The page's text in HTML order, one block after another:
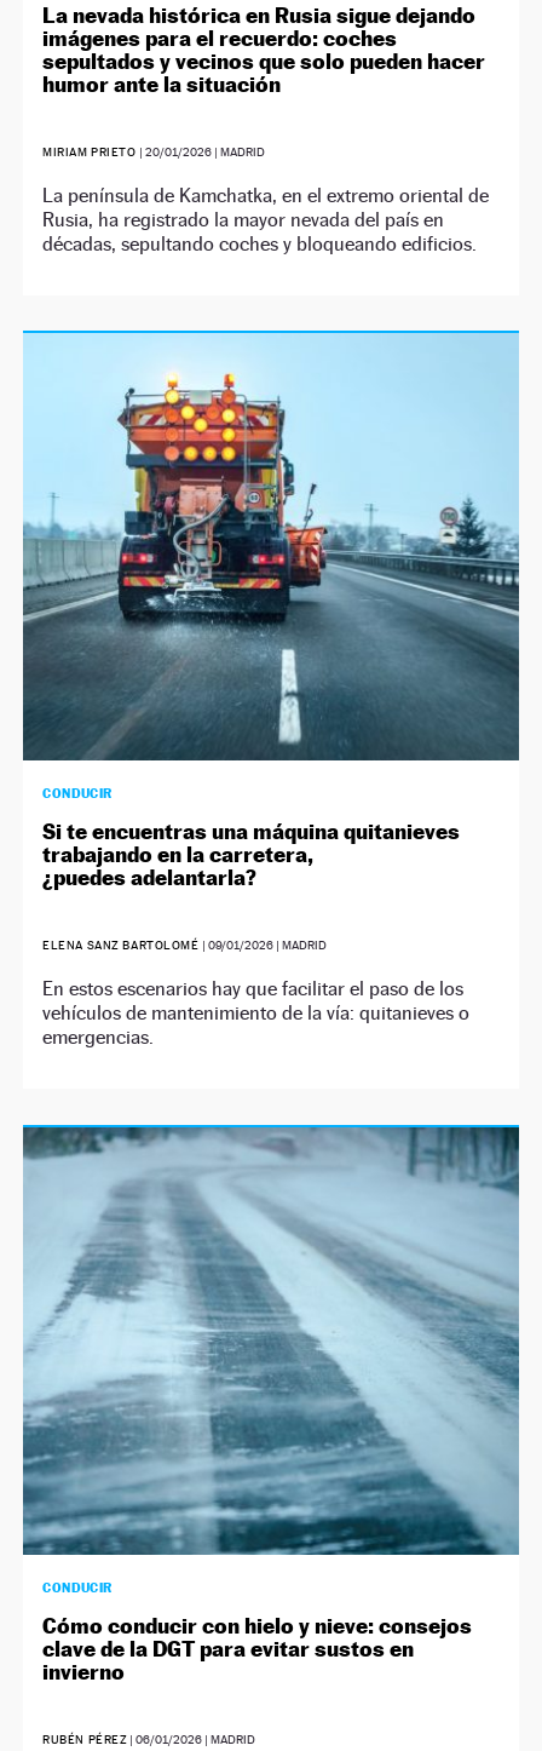
La nevada histórica en Rusia sigue dejando
imágenes para el recuerdo: coches
sepultados y vecinos que solo pueden hacer
humor ante la situación
MIRIAM PRIETO | 20/01/2026| MADRID
La península de Kamchatka, en el extremo oriental de
Rusia, ha registrado la mayor nevada del país en
décadas, sepultando coches y bloqueando edificios.
CONDUCIR
Si te encuentras una máquina quitanieves
trabajando en la carretera,
¿puedes adelantarla?
ELENA SANZ BARTOLOMÉ | 09/01/2026| MADRID
En estos escenarios hay que facilitar el paso de los
vehículos de mantenimiento de la vía: quitanieves o
emergencias.
CONDUCIR
Cómo conducir con hielo y nieve: consejos
clave de la DGT para evitar sustos en
invierno
RUBÉN PÉREZ |06/01/2026 | MADRID